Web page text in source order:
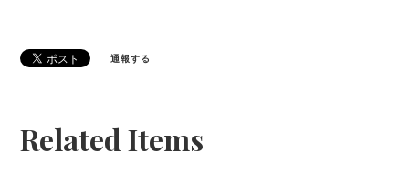
通報する
Related Items